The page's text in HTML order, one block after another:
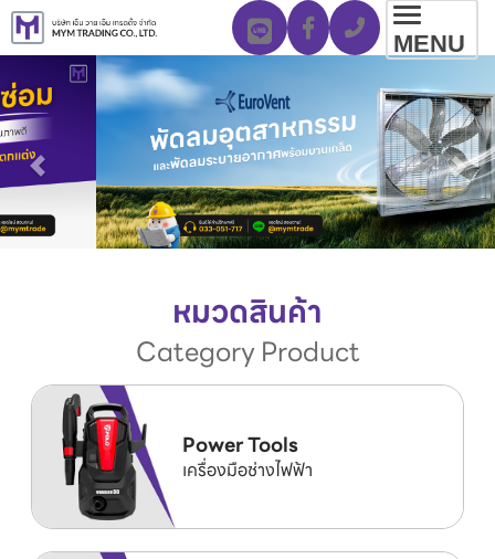
MENU
หมวดสินค้า
Category Product
Power Tools
เครื่องมือช่างไฟฟ้า